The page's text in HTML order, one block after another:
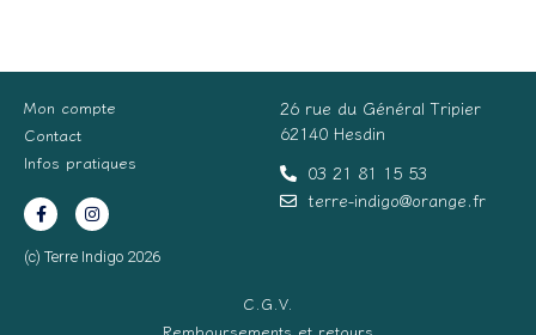
Mon compte
Contact
Infos pratiques
(c) Terre Indigo 2026
26 rue du Général Tripier
62140 Hesdin
03 21 81 15 53
terre-indigo@orange.fr
C.G.V.